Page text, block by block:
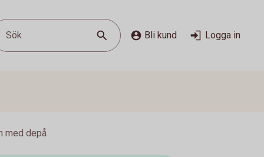
Sök Bli kund Logga in
med depå